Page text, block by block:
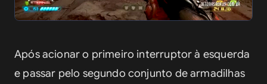
Após acionar o primeiro interruptor à esquerda
e passar pelo segundo conjunto de armadilhas